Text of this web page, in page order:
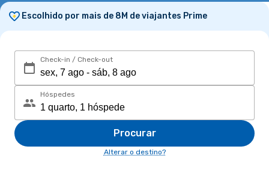
Escolhido por mais de 8M de viajantes Prime
Check-in / Check-out
Hóspedes
Procurar
Alterar o destino?